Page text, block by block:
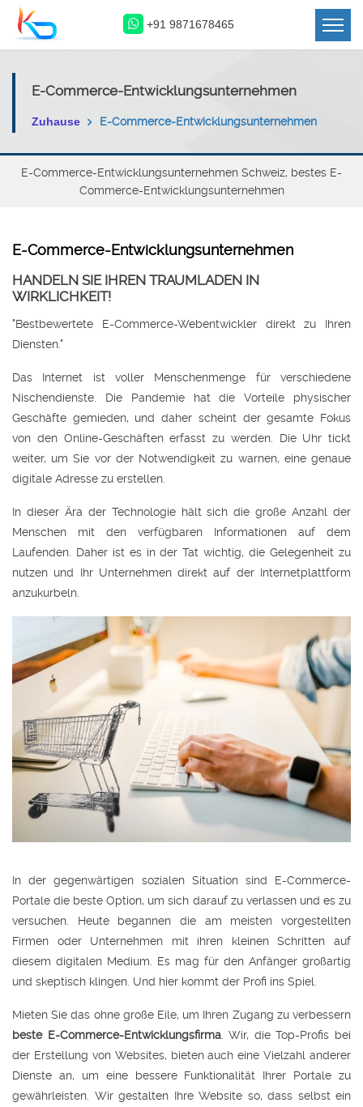
+91 9871678465
E-Commerce-Entwicklungsunternehmen
Zuhause E-Commerce-Entwicklungsunternehmen
E-Commerce-Entwicklungsunternehmen Schweiz, bestes E-
Commerce-Entwicklungsunternehmen
E-Commerce-Entwicklungsunternehmen
HANDELN SIE IHREN TRAUMLADEN IN
WIRKLICHKEIT!
"Bestbewertete E-Commerce-Webentwickler direkt zu Ihren
Diensten."
Das Internet ist voller Menschenmenge für verschiedene
Nischendienste. Die Pandemie hat die Vorteile physischer
Geschäfte gemieden, und daher scheint der gesamte Fokus
von den Online-Geschäften erfasst zu werden. Die Uhr tickt
weiter, um Sie vor der Notwendigkeit zu warnen, eine genaue
digitale Adresse zu erstellen.
In dieser Ära der Technologie hält sich die große Anzahl der
Menschen mit den verfügbaren Informationen auf dem
Laufenden. Daher ist es in der Tat wichtig, die Gelegenheit zu
nutzen und Ihr Unternehmen direkt auf der Internetplattform
anzukurbeln.
In der gegenwärtigen sozialen Situation sind E-Commerce-
Portale die beste Option, um sich darauf zu verlassen und es zu
versuchen. Heute begannen die am meisten vorgestellten
Firmen oder Unternehmen mit ihren kleinen Schritten auf
diesem digitalen Medium. Es mag für den Anfänger großartig
und skeptisch klingen. Und hier kommt der Profi ins Spiel.
Mieten Sie das ohne große Eile, um Ihren Zugang zu verbessern
beste E-Commerce-Entwicklungsfirma. Wir, die Top-Profis bei
der Erstellung von Websites, bieten auch eine Vielzahl anderer
Dienste an, um eine bessere Funktionalität Ihrer Portale zu
gewährleisten. Wir gestalten Ihre Website so, dass selbst ein